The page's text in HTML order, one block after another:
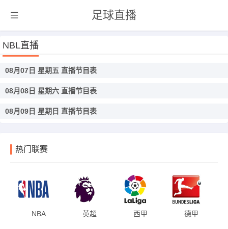
足球直播
NBL直播
08月07日 星期五 直播节目表
08月08日 星期六 直播节目表
08月09日 星期日 直播节目表
热门联赛
NBA 英超 西甲 德甲